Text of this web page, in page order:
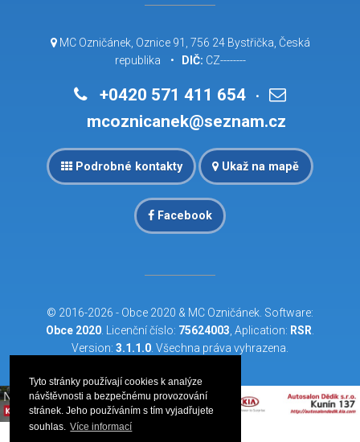
Tyto stránky používají cookies k analýze
návštěvnosti a bezpečnému provozování
stránek. Jeho používáním s tím vyjadřujete
souhlas. Více informací
MC Ozničánek, Oznice 91, 756 24 Bystřička, Česká
republika •
DIČ: CZ--------
+0420 571 411 654 •
mcoznicanek@seznam.cz
Podrobné kontakty Ukaž na mapě
Facebook
© 2016-2026 - Obce 2020 & MC Ozničánek. Software:
Obce 2020. Licenční číslo: 75624003, Aplication: RSR.
Version: 3.1.1.0. Všechna práva vyhrazena.